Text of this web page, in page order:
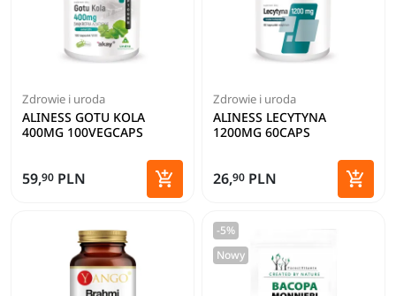
Zdrowie i uroda
ALINESS GOTU KOLA
400MG 100VEGCAPS
59,90 PLN 
Dodaj do koszyka
Zdrowie i uroda
ALINESS LECYTYNA
1200MG 60CAPS
26,90 PLN 
Dodaj
-5%
Nowy